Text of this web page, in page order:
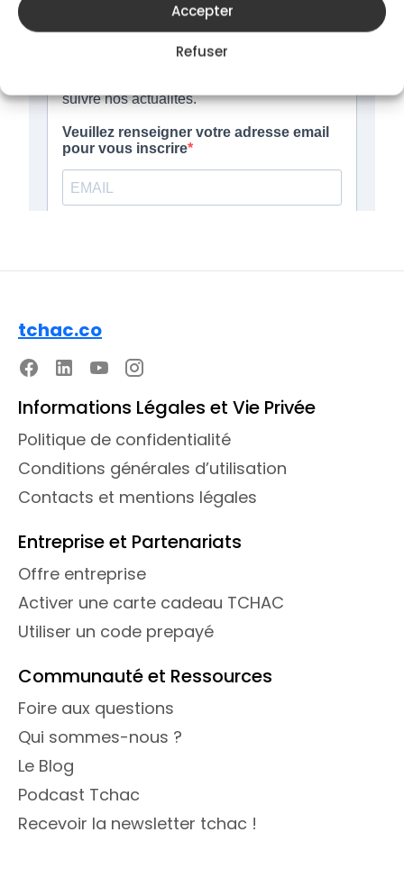
Accepter
Refuser
tchac.co
Informations Légales et Vie Privée
Politique de confidentialité
Conditions générales d’utilisation
Contacts et mentions légales
Entreprise et Partenariats
Offre entreprise
Activer une carte cadeau TCHAC
Utiliser un code prepayé
Communauté et Ressources
Foire aux questions
Qui sommes-nous ?
Le Blog
Podcast Tchac
Recevoir la newsletter tchac !